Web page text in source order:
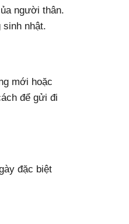
người thân.
nhật.
mới hoặc
để gửi đi
đặc biệt